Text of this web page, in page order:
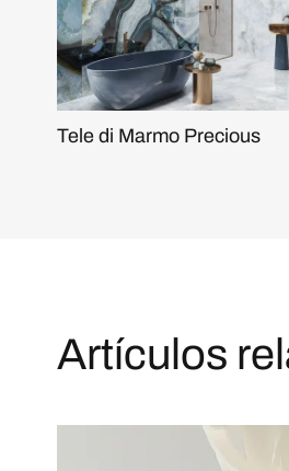
Tele di Marmo Precious
Artículos